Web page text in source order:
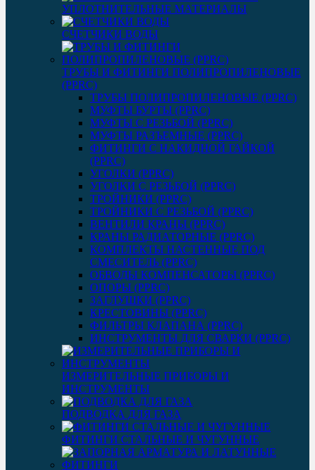
УПЛОТНИТЕЛЬНЫЕ МАТЕРИАЛЫ
СЧЕТЧИКИ ВОДЫ
ТРУБЫ И ФИТИНГИ ПОЛИПРОПИЛЕНОВЫЕ
(PPRC)
ТРУБЫ ПОЛИПРОПИЛЕНОВЫЕ (PPRC)
МУФТЫ БУРТЫ (PPRC)
МУФТЫ C РЕЗЬБОЙ (PPRC)
МУФТЫ РАЗЪЕМНЫЕ (PPRC)
ФИТИНГИ С НАКИДНОЙ ГАЙКОЙ
(PPRC)
УГОЛКИ (PPRC)
УГОЛКИ С РЕЗЬБОЙ (PPRC)
ТРОЙНИКИ (PPRC)
ТРОЙНИКИ С РЕЗЬБОЙ (PPRC)
ВЕНТИЛИ КРАНЫ (PPRC)
КРАНЫ РАДИАТОРНЫЕ (PPRC)
КОМПЛЕКТЫ НАСТЕННЫЕ ПОД
СМЕСИТЕЛЬ (PPRC)
ОБВОДЫ КОМПЕНСАТОРЫ (PPRC)
ОПОРЫ (PPRC)
ЗАГЛУШКИ (PPRC)
КРЕСТОВИНЫ (PPRC)
ФИЛЬТРЫ КЛАПАНА (PPRC)
ИНСТРУМЕНТЫ ДЛЯ СВАРКИ (PPRC)
ИЗМЕРИТЕЛЬНЫЕ ПРИБОРЫ И
ИНСТРУМЕНТЫ
ПОДВОДКА ДЛЯ ГАЗА
ФИТИНГИ СТАЛЬНЫЕ И ЧУГУННЫЕ